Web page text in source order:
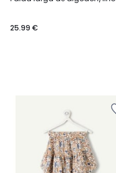
25.99 €